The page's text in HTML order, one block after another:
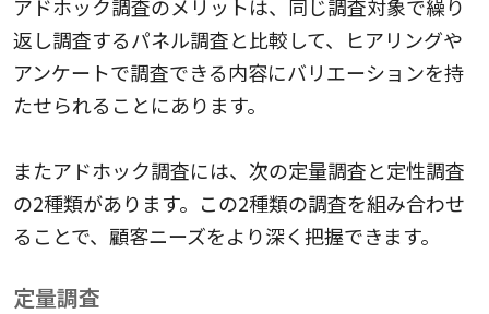
アドホック調査のメリットは、同じ調査対象で繰り
返し調査するパネル調査と比較して、ヒアリングや
アンケートで調査できる内容にバリエーションを持
たせられることにあります。
またアドホック調査には、次の定量調査と定性調査
の2種類があります。この2種類の調査を組み合わせ
ることで、顧客ニーズをより深く把握できます。
定量調査